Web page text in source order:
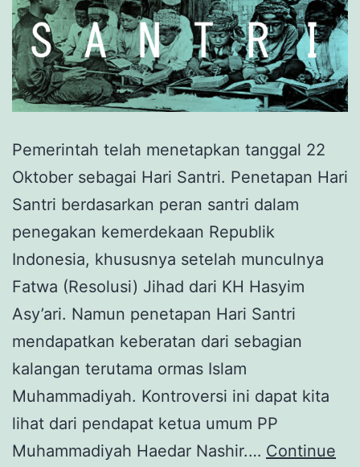
Pemerintah telah menetapkan tanggal 22
Oktober sebagai Hari Santri. Penetapan Hari
Santri berdasarkan peran santri dalam
penegakan kemerdekaan Republik
Indonesia, khususnya setelah munculnya
Fatwa (Resolusi) Jihad dari KH Hasyim
Asy’ari. Namun penetapan Hari Santri
mendapatkan keberatan dari sebagian
kalangan terutama ormas Islam
Muhammadiyah. Kontroversi ini dapat kita
lihat dari pendapat ketua umum PP
Muhammadiyah Haedar Nashir.… Continue